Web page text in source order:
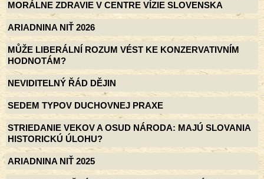
MORÁLNE ZDRAVIE V CENTRE VÍZIE SLOVENSKA
ARIADNINA NIŤ 2026
MŮŽE LIBERÁLNÍ ROZUM VÉST KE KONZERVATIVNÍM
HODNOTÁM?
NEVIDITELNÝ ŘÁD DĚJIN
SEDEM TYPOV DUCHOVNEJ PRAXE
STRIEDANIE VEKOV A OSUD NÁRODA: MAJÚ SLOVANIA
HISTORICKÚ ÚLOHU?
ARIADNINA NIŤ 2025